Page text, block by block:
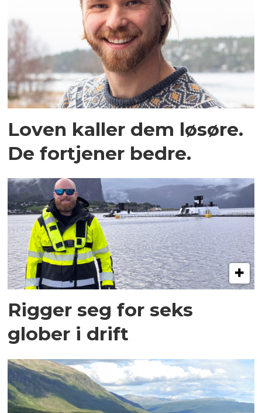
Loven kaller dem løsøre.
De fortjener bedre.
Rigger seg for seks
glober i drift